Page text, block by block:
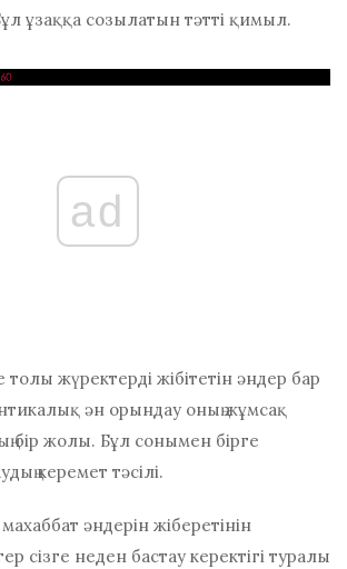
ұзаққа созылатын тәтті қимыл.
ad
толы жүректерді жібітетін әндер бар
ән орындау оның жұмсақ
бір жолы. Бұл сонымен бірге
керемет тәсілі.
әндерін жіберетінін
сізге неден бастау керектігі туралы